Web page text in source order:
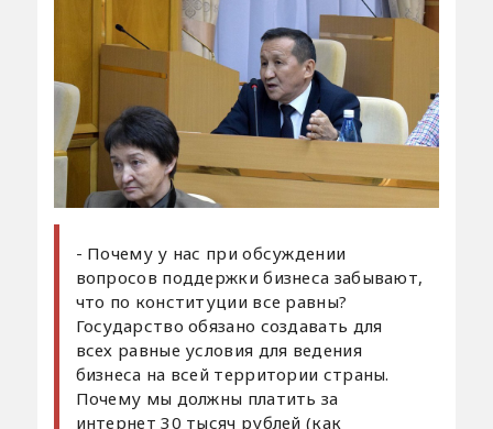
- Почему у нас при обсуждении
вопросов поддержки бизнеса забывают,
что по конституции все равны?
Государство обязано создавать для
всех равные условия для ведения
бизнеса на всей территории страны.
Почему мы должны платить за
интернет 30 тысяч рублей (как